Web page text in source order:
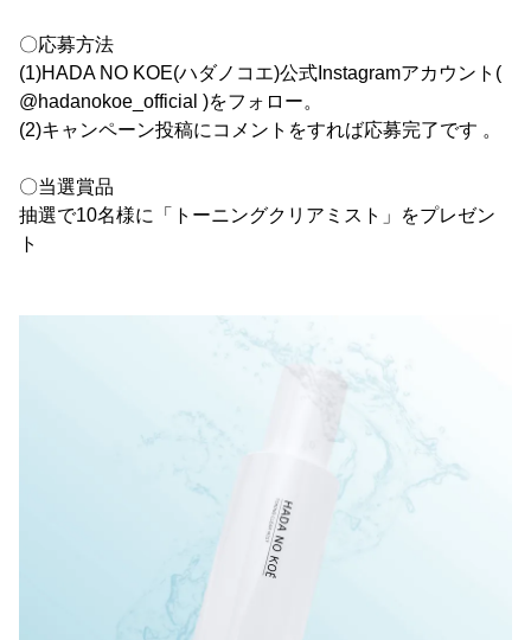
〇応募方法
(1)HADA NO KOE(ハダノコエ)公式Instagramアカウント(
@hadanokoe_official )をフォロー。
(2)キャンペーン投稿にコメントをすれば応募完了です 。
〇当選賞品
抽選で10名様に「トーニングクリアミスト」をプレゼン
ト